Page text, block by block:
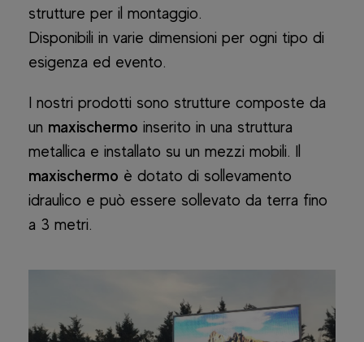
strutture per il montaggio.
Disponibili in varie dimensioni per ogni tipo di
esigenza ed evento.
I nostri prodotti sono strutture composte da
un maxischermo inserito in una struttura
metallica e installato su un mezzi mobili. Il
maxischermo è dotato di sollevamento
idraulico e può essere sollevato da terra fino
a 3 metri.